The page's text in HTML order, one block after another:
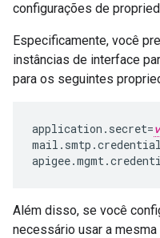
configurações de
Especificamente, você
instâncias de interface
para os seguintes
application.secret=
Além disso, se você
necessário usar a